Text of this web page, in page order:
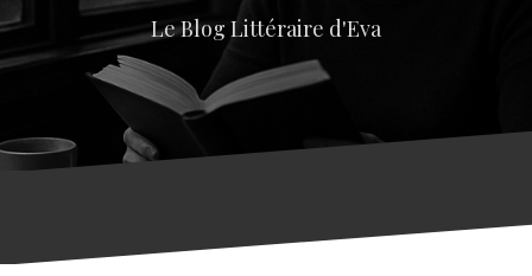
Le Blog Littéraire d'Eva